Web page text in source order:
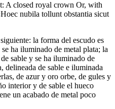
A closed royal crown Or, with
nubila tollunt obstantia sicut
la forma del escudo es
ha iluminado de metal plata; la
sable y se ha iluminado de
delineada de sable e iluminada
de azur y oro orbe, de gules y
interior y de sable el hueco
un acabado de metal poco